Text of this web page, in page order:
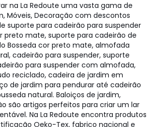
na La Redoute uma vasta gama de
Móveis, Decoração com descontos
suporte para cadeirão para suspender
preto mate, suporte para cadeirão de
Bosseda cor preto mate, almofada
cadeirão para suspender, suporte
para suspender com almofada,
reciclado, cadeira de jardim em
de jardim para pendurar até cadeirão
natural. Baloiços de jardim,
são artigos perfeitos para criar um lar
Na La Redoute encontra produtos
Oeko-Tex, fabrico nacional e